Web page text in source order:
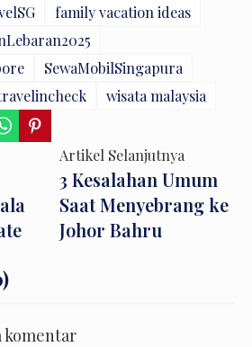
family vacation ideas
SewaMobilSingapura
wisata malaysia
Artikel Selanjutnya
3 Kesalahan Umum
Saat Menyebrang ke
Johor Bahru
komentar